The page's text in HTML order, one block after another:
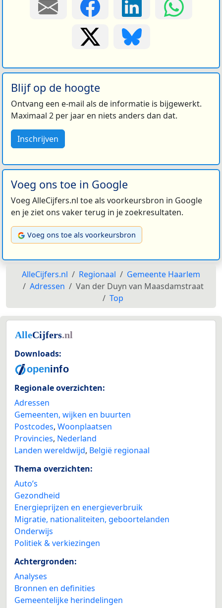
Blijf op de hoogte
Ontvang een e-mail als de informatie is bijgewerkt.
Maximaal 2 per jaar en niets anders dan dat.
Inschrijven
Voeg ons toe in Google
Voeg AlleCijfers.nl toe als voorkeursbron in Google
en je ziet ons vaker terug in je zoekresultaten.
Voeg ons toe als voorkeursbron
AlleCijfers.nl Regionaal
Gemeente Haarlem
Adressen
Van der Duyn van Maasdamstraat
Top
Downloads:
Regionale overzichten:
Adressen
Gemeenten, wijken en buurten
Postcodes, Woonplaatsen
Provincies, Nederland
Landen wereldwijd, België regionaal
Thema overzichten:
Auto’s
Gezondheid
Energieprijzen en energieverbruik
Migratie, nationaliteiten, geboortelanden
Onderwijs
Politiek & verkiezingen
Achtergronden:
Analyses
Bronnen en definities
Gemeentelijke herindelingen